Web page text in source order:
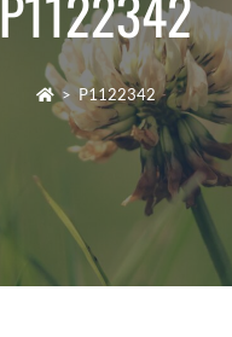
> P1122342